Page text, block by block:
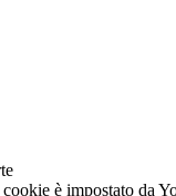
è impostato da